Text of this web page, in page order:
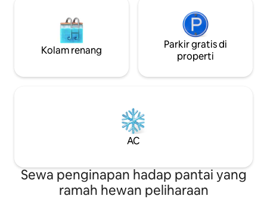
Kolam renang
Parkir gratis di
properti
AC
Sewa penginapan hadap pantai yang
ramah hewan peliharaan